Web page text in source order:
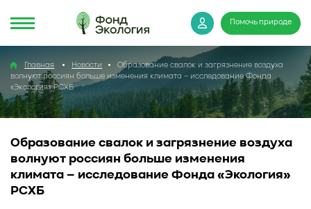
Помочь природе
Главная Новости
Образование свалок и загрязнение воздуха
волнуют россиян больше изменения климата – исследование Фонда
«Экология» РСХБ
Образование свалок и загрязнение воздуха
волнуют россиян больше изменения
климата – исследование Фонда «Экология»
РСХБ